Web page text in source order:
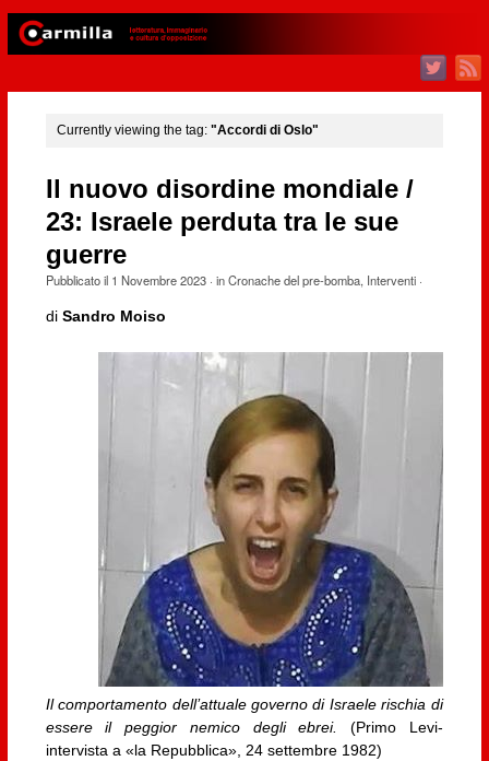
Currently viewing the tag: "Accordi di Oslo"
Il nuovo disordine mondiale /
23: Israele perduta tra le sue
guerre
Pubblicato il 1 Novembre 2023· inCronache del pre-bomba, Interventi·
di Sandro Moiso
Il comportamento dell’attuale governo di Israele rischia di
essere il peggior nemico degli ebrei.
(Primo Levi-
intervista a «la Repubblica», 24 settembre 1982)